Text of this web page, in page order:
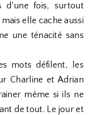
d'une fois, surtout
elle cache aussi
une ténacité sans
mots défilent, les
Charline et Adrian
même si ils ne
de tout. Le jour et